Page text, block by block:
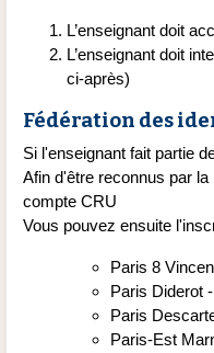
L’enseignant doit
L’enseignant doit
ci-après)
Fédération des
Si l'enseignant fait partie
Afin d'être reconnus par
compte CRU
Vous pouvez ensuite
Paris 8
Paris Diderot
Paris
Paris-Est